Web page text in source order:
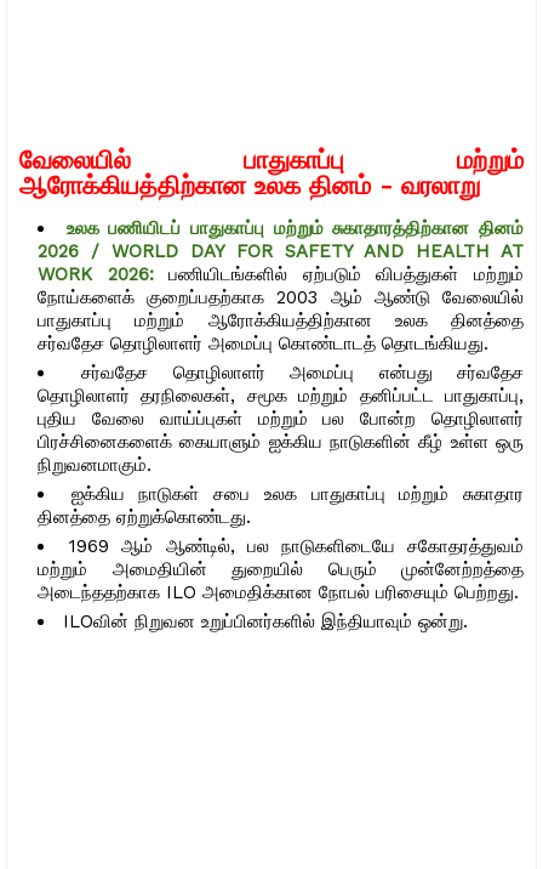
வேலையில் பாதுகாப்பு மற்றும்
ஆரோக்கியத்திற்கான உலக தினம் - வரலாறு
உலக பணியிடப் பாதுகாப்பு மற்றும் சுகாதாரத்திற்கான தினம்
2026 / WORLD DAY FOR SAFETY AND HEALTH AT
WORK 2026:பணியிடங்களில் ஏற்படும் விபத்துகள் மற்றும்
நோய்களைக் குறைப்பதற்காக 2003 ஆம் ஆண்டு வேலையில்
பாதுகாப்பு மற்றும் ஆரோக்கியத்திற்கான உலக தினத்தை
சர்வதேச தொழிலாளர் அமைப்பு கொண்டாடத் தொடங்கியது.
சர்வதேச தொழிலாளர் அமைப்பு என்பது சர்வதேச
தொழிலாளர் தரநிலைகள், சமூக மற்றும் தனிப்பட்ட பாதுகாப்பு,
புதிய வேலை வாய்ப்புகள் மற்றும் பல போன்ற தொழிலாளர்
பிரச்சினைகளைக் கையாளும் ஐக்கிய நாடுகளின் கீழ் உள்ள ஒரு
நிறுவனமாகும்.
ஐக்கிய நாடுகள் சபை உலக பாதுகாப்பு மற்றும் சுகாதார
தினத்தை ஏற்றுக்கொண்டது.
1969 ஆம் ஆண்டில், பல நாடுகளிடையே சகோதரத்துவம்
மற்றும் அமைதியின் துறையில் பெரும் முன்னேற்றத்தை
அடைந்ததற்காக ILO அமைதிக்கான நோபல் பரிசையும் பெற்றது.
ILOவின் நிறுவன உறுப்பினர்களில் இந்தியாவும் ஒன்று.